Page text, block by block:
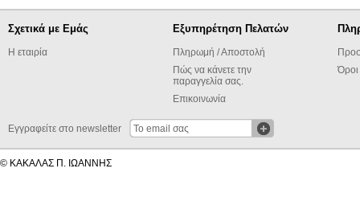
Σχετικά με Εμάς
Η εταιρία
Εξυπηρέτηση Πελατών
Πληρωμή / Αποστολή
Πώς να κάνετε την
παραγγελία σας.
Επικοινωνία
Εγγραφείτε στο newsletter
© ΚΑΚΑΛΑΣ Π. ΙΩΑΝΝΗΣ